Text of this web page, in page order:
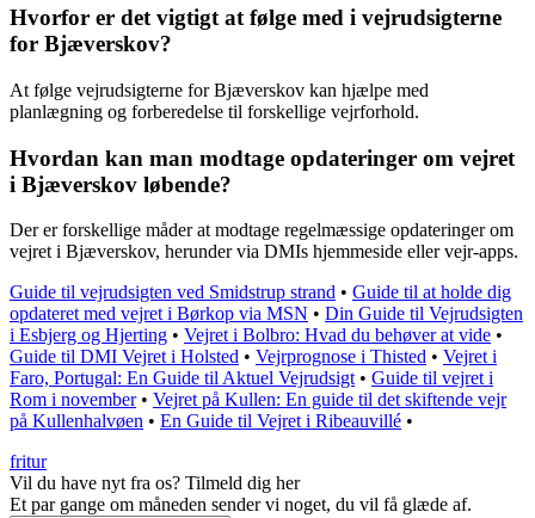
Hvorfor er det vigtigt at følge med i vejrudsigterne
for Bjæverskov?
At følge vejrudsigterne for Bjæverskov kan hjælpe med
planlægning og forberedelse til forskellige vejrforhold.
Hvordan kan man modtage opdateringer om vejret
i Bjæverskov løbende?
Der er forskellige måder at modtage regelmæssige opdateringer om
vejret i Bjæverskov, herunder via DMIs hjemmeside eller vejr-apps.
Guide til vejrudsigten ved Smidstrup strand • Guide til at holde dig
opdateret med vejret i Børkop via MSN • Din Guide til Vejrudsigten
i Esbjerg og Hjerting • Vejret i Bolbro: Hvad du behøver at vide •
Guide til DMI Vejret i Holsted • Vejrprognose i Thisted • Vejret i
Faro, Portugal: En Guide til Aktuel Vejrudsigt • Guide til vejret i
Rom i november• Vejret på Kullen: En guide til det skiftende vejr
på Kullenhalvøen • En Guide til Vejret i Ribeauvillé •
fritur
Vil du have nyt fra os? Tilmeld dig her
Et par gange om måneden sender vi noget, du vil få glæde af.